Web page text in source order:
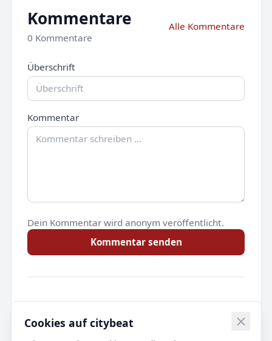
Kommentare
0 Kommentare
Alle Kommentare
Überschrift
Kommentar
Dein Kommentar wird anonym veröffentlicht.
Kommentar senden
Noch keine Kommentare.
Cookies auf citybeat